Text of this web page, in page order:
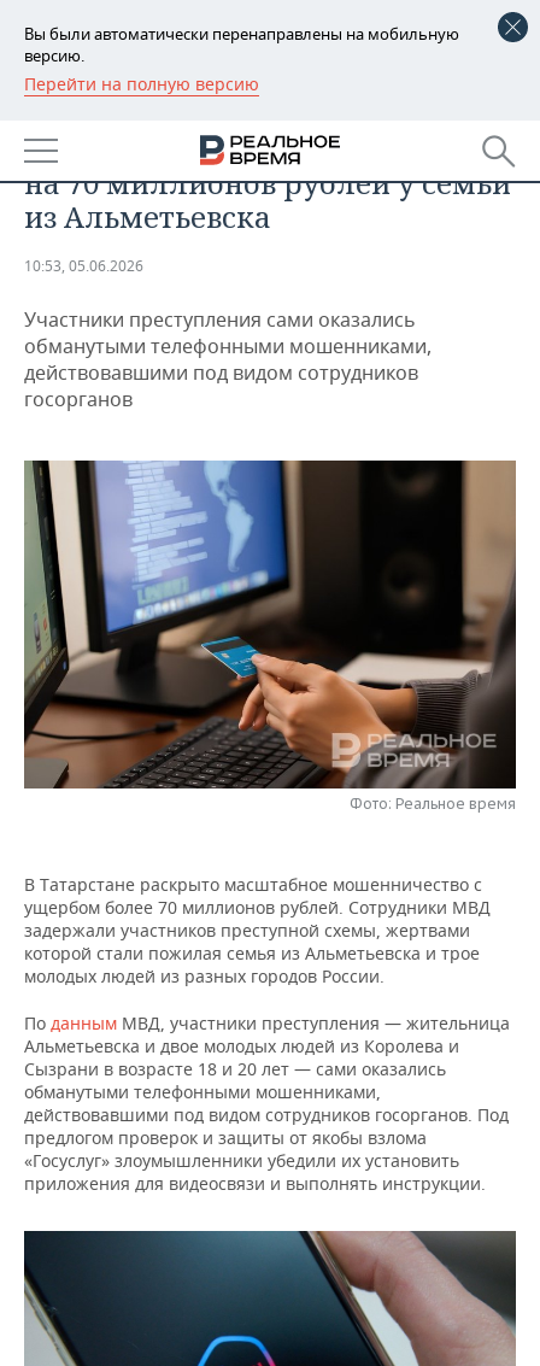
Вы были автоматически перенаправлены на мобильную
версию.
Перейти на полную версию
РЕГИОНЫ
БАШКОРТОСТАН
ТАТАРСТАН
НОВОСТИ
АНАЛИТИКА
ДЕКЛАРАЦИИ О ДОХОДАХ
КОРОЛИ ГОСЗАКАЗА ПФО
ВУЗЫ ТАТАРСТАНА
КОМУ ПРИНАДЛЕЖАТ
ТОРГОВЫЕ ЦЕНТРЫ
ТАТАРСТАНА
НОВОСТИ ЭКОНОМИКИ
ФИНАНСЫ
БАНКИ
БЮДЖЕТ
ИНВЕСТИЦИИ
ПРОМЫШЛЕННОСТЬ
НОВОСТИ
ПРОМЫШЛЕННОСТИ
МАШИНОСТРОЕНИЕ
НЕФТЕХИМИЯ
НЕФТЬ
ОПК
ЭНЕРГЕТИКА
НЕДВИЖИМОСТЬ
НОВОСТИ НЕДВИЖИМОСТИ
НОВОСТИ АВТО
БИЗНЕС
НОВОСТИ БИЗНЕСА
РОЗНИЧНАЯ ТОРГОВЛЯ
ТРАНСПОРТ
УСЛУГИ
ТЕХНОЛОГИИ
НОВОСТИ ТЕХНОЛОГИЙ
IT
МЕДИА
ТЕЛЕКОММУНИКАЦИИ
МЕРОПРИЯТИЯ
НОВОСТИ МЕРОПРИЯТИЙ
ВЫЕЗДНАЯ РЕДАКЦИЯ
БИЗНЕС-БРАНЧИ
СПОРТ
НОВОСТИ СПОРТА
ФУТБОЛ
ВОЛЕЙБОЛ
КИБЕРСПОРТ
ФИГУРНОЕ КАТАНИЕ
ВОДНЫЕ ВИДЫ СПОРТА
ХОККЕЙ С МЯЧОМ
ОБЩЕСТВО
НОВОСТИ ОБЩЕСТВА
ИСТОРИЯ
КУЛЬТУРА
МЕДИЦИНА
ОБРАЗОВАНИЕ
ПРОИСШЕСТВИЯ
ФОТОГАЛЕРЕЯ
СПИСОК ПЕРСОН
СПИСОК КОМПАНИЙ
ПОЛНАЯ ВЕРСИЯ
Мошенники похитили ценности
на 70 миллионов рублей у семьи
из Альметьевска
10:53, 05.06.2026
Участники преступления сами оказались
обманутыми телефонными мошенниками,
действовавшими под видом сотрудников
госорганов
Фото: Реальное время
В Татарстане раскрыто масштабное мошенничество с
ущербом более 70 миллионов рублей. Сотрудники МВД
задержали участников преступной схемы, жертвами
которой стали пожилая семья из Альметьевска и трое
молодых людей из разных городов России.
По данным МВД, участники преступления — жительница
Альметьевска и двое молодых людей из Королева и
Сызрани в возрасте 18 и 20 лет — сами оказались
обманутыми телефонными мошенниками,
действовавшими под видом сотрудников госорганов. Под
предлогом проверок и защиты от якобы взлома
«Госуслуг» злоумышленники убедили их установить
приложения для видеосвязи и выполнять инструкции.